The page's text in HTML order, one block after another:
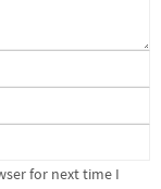
for next time I